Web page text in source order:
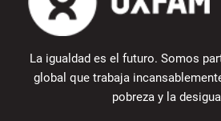
La igualdad es el futuro. Somos
global que trabaja
pobreza y la